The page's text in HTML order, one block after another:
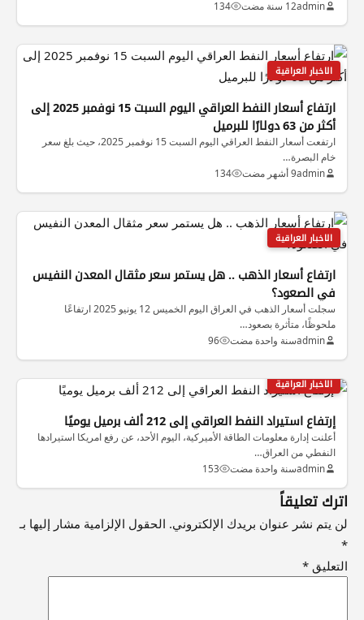
admin12 سنة مضت 134
الاخبار العراقية
ارتفاع أسعار النفط العراقي اليوم السبت 15 نوفمبر 2025 إلى
أكثر من 63 دولارًا للبرميل
ارتفعت أسعار النفط العراقي اليوم السبت 15 نوفمبر 2025، حيث بلغ سعر
خام البصرة…
admin9 أشهر مضت 134
الاخبار العراقية
ارتفاع أسعار الذهب .. هل يستمر سعر مثقال المعدن النفيس
في الصعود؟
سجلت أسعار الذهب في العراق اليوم الخميس 12 يونيو 2025 ارتفاعًا
ملحوظًا، متأثرة بصعود…
adminسنة واحدة مضت 96
الاخبار العراقية
إرتفاع استيراد النفط العراقي إلى 212 ألف برميل يوميًا
أعلنت إدارة معلومات الطاقة الأميركية، اليوم الأحد، عن رفع امريكا استيرادها
النفطي من العراق…
adminسنة واحدة مضت 153
اترك تعليقاً
لن يتم نشر عنوان بريدك الإلكتروني. الحقول الإلزامية مشار إليها بـ
*
التعليق *